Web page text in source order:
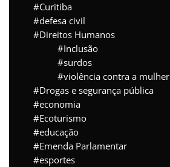
Curitiba
defesa civil
Direitos Humanos
Inclusão
surdos
violência contra a mulher
Drogas e segurança pública
economia
Ecoturismo
educação
Emenda Parlamentar
esportes